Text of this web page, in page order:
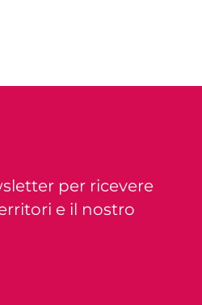
per ricevere
e il nostro